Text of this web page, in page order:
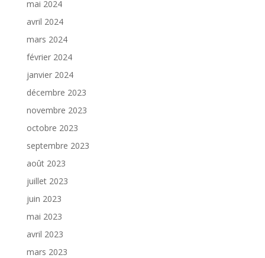
mai 2024
avril 2024
mars 2024
février 2024
janvier 2024
décembre 2023
novembre 2023
octobre 2023
septembre 2023
août 2023
juillet 2023
juin 2023
mai 2023
avril 2023
mars 2023